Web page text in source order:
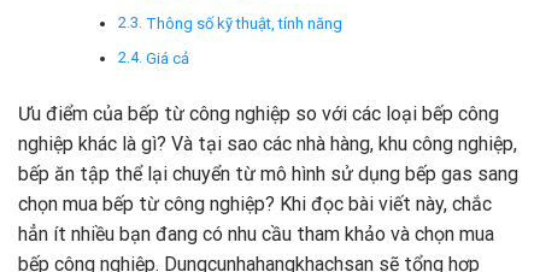
Thông số kỹ thuật, tính năng
Giá cả
Ưu điểm của bếp từ công nghiệp so với các loại bếp công
nghiệp khác là gì? Và tại sao các nhà hàng, khu công nghiệp,
bếp ăn tập thể lại chuyển từ mô hình sử dụng bếp gas sang
chọn mua bếp từ công nghiệp? Khi đọc bài viết này, chắc
hẳn ít nhiều bạn đang có nhu cầu tham khảo và chọn mua
bếp công nghiệp. Dungcunhahangkhachsan sẽ tổng hợp